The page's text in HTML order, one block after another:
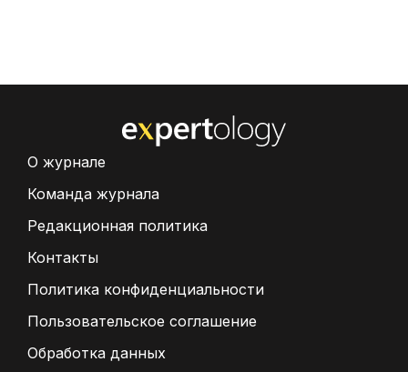
О журнале
Команда журнала
Редакционная политика
Контакты
Политика конфиденциальности
Пользовательское соглашение
Обработка данных